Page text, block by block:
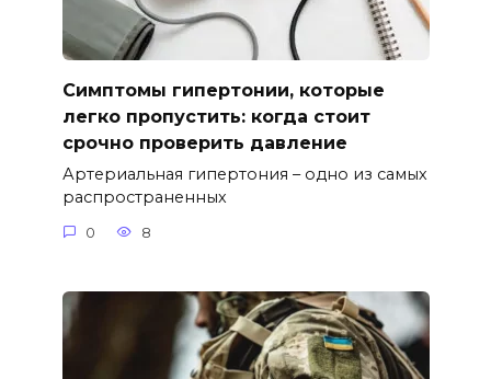
Симптомы гипертонии, которые
легко пропустить: когда стоит
срочно проверить давление
Артериальная гипертония – одно из самых
распространенных
0 8